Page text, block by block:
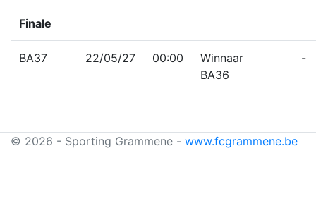
Finale
BA37 22/05/27 00:00
Winnaar
BA36
-
© 2026 - Sporting Grammene - www.fcgrammene.be